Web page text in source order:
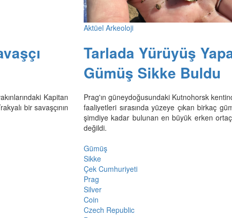
Kapitan
bir savaşçının
Aktüel Arkeoloji
Tarlada Yürüyüş
Gümüş Sikke Buldu
Prag'ın güneydoğusundaki Kutnohorsk
faaliyetleri sırasında yüzeye çıkan birkaç
şimdiye kadar bulunan en büyük erken
değildi.
Gümüş
Sikke
Çek Cumhuriyeti
Prag
Silver
Coin
Czech Republic